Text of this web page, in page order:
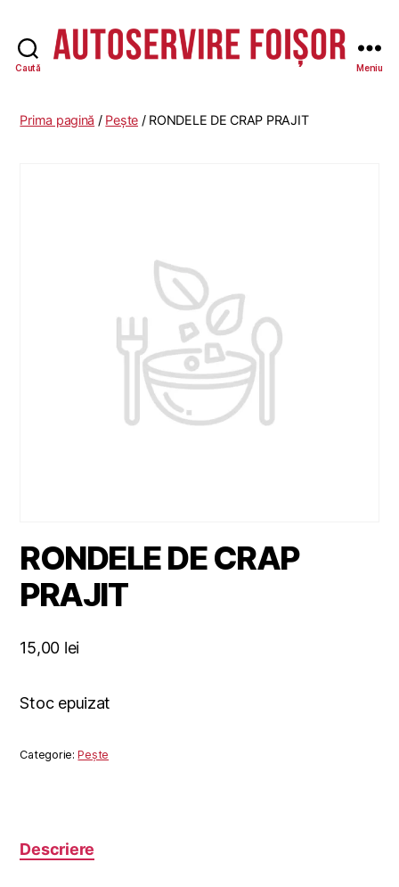
Caută Meniu
Prima pagină / Pește / RONDELE DE CRAP PRAJIT
RONDELE DE CRAP
PRAJIT
15,00 lei
Stoc epuizat
Categorie:Pește
Descriere